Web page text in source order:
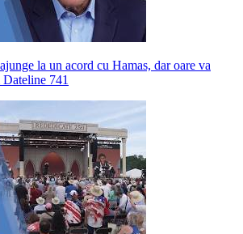
la un acord cu Hamas, dar oare va
741